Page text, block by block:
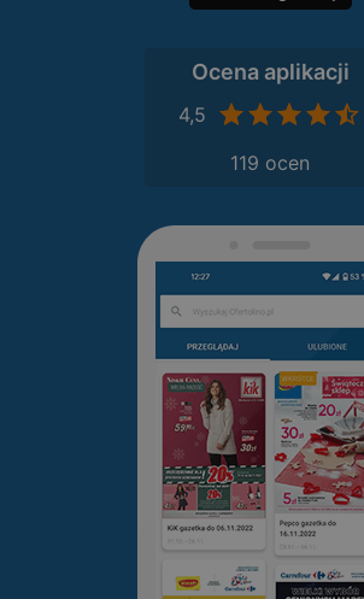
Ocena aplikacji
4,5
119 ocen